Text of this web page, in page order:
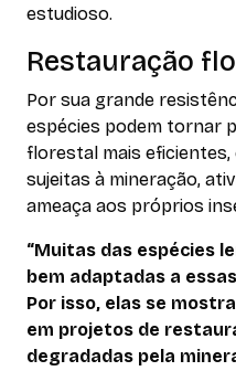
estudioso.
Restauração
Por sua grande
espécies podem tornar
florestal mais
sujeitas à mineração,
ameaça aos próprios
“Muitas das espécies
bem adaptadas a
Por isso, elas se
em projetos de
degradadas pela